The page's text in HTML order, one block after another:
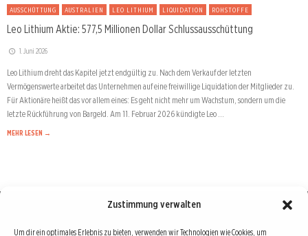
Zustimmung verwalten
Um dir ein optimales Erlebnis zu bieten, verwenden wir Technologien wie Cookies, um
AUSSCHÜTTUNG AUSTRALIEN LEO LITHIUM LIQUIDATION ROHSTOFFE
Leo Lithium Aktie: 577,5 Millionen Dollar Schlussausschüttung
1. Juni 2026
Leo Lithium dreht das Kapitel jetzt endgültig zu. Nach dem Verkauf der letzten
Vermögenswerte arbeitet das Unternehmen auf eine freiwillige Liquidation der Mitglieder zu.
Für Aktionäre heißt das vor allem eines: Es geht nicht mehr um Wachstum, sondern um die
letzte Rückführung von Bargeld. Am 11. Februar 2026 kündigte Leo …
MEHR LESEN →
Börse : lokal, international, global